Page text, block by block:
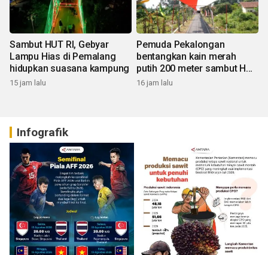
Sambut HUT RI, Gebyar
Lampu Hias di Pemalang
hidupkan suasana kampung
15 jam lalu
Pemuda Pekalongan
bentangkan kain merah
putih 200 meter sambut HUT
RI
16 jam lalu
Infografik